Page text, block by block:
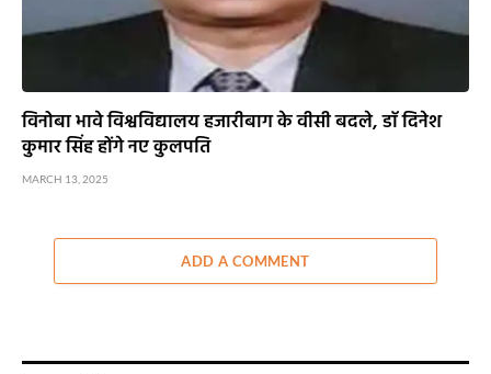
विनोबा भावे विश्वविद्यालय हजारीबाग के वीसी बदले, डाॅ दिनेश
कुमार सिंह होंगे नए कुलपति
MARCH 13, 2025
ADD A COMMENT